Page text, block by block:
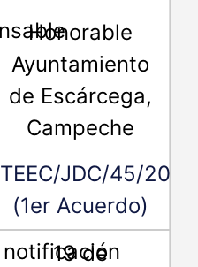
Honorable
Ayuntamiento
de Escárcega,
Campeche
TEEC/JDC/45/2018
(1er Acuerdo)
19 de